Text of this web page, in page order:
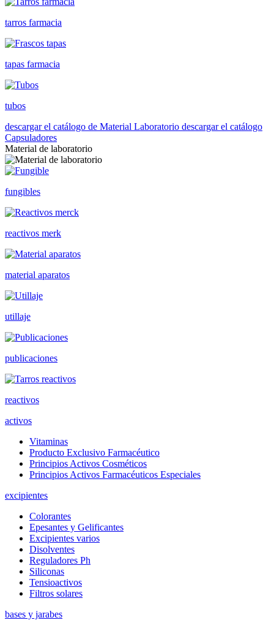
tarros farmacia
tapas farmacia
tubos
descargar el catálogo de Material Laboratorio descargar el catálogo
Capsuladores
Material de laboratorio
fungibles
reactivos merk
material aparatos
utillaje
publicaciones
reactivos
activos
Vitaminas
Producto Exclusivo Farmacéutico
Principios Activos Cosméticos
Principios Activos Farmacéuticos Especiales
excipientes
Colorantes
Epesantes y Gelificantes
Excipientes varios
Disolventes
Reguladores Ph
Siliconas
Tensioactivos
Filtros solares
bases y jarabes